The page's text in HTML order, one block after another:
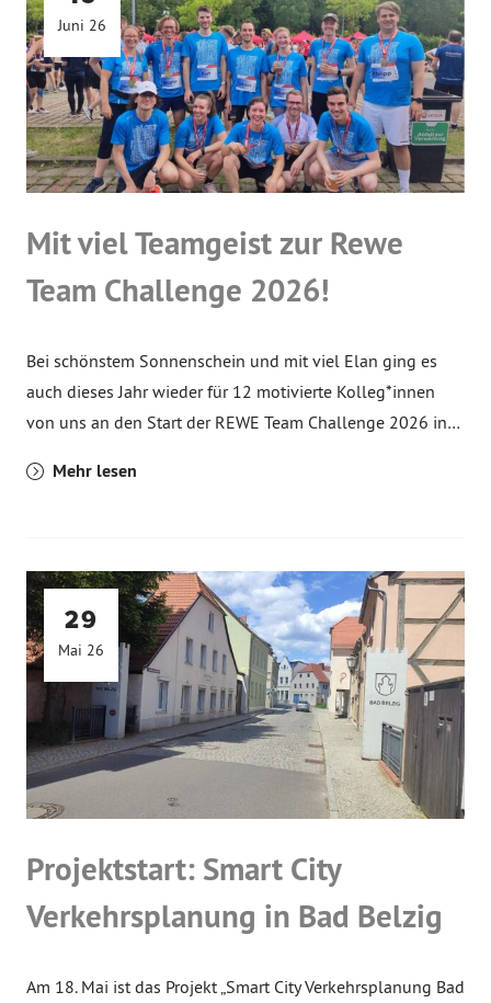
Juni 26
Mit viel Teamgeist zur Rewe
Team Challenge 2026!
Bei schönstem Sonnenschein und mit viel Elan ging es
auch dieses Jahr wieder für 12 motivierte Kolleg*innen
von uns an den Start der REWE Team Challenge 2026 in…
Mehr lesen
29
Mai 26
Projektstart: Smart City
Verkehrsplanung in Bad Belzig
Am 18. Mai ist das Projekt „Smart City Verkehrsplanung Bad